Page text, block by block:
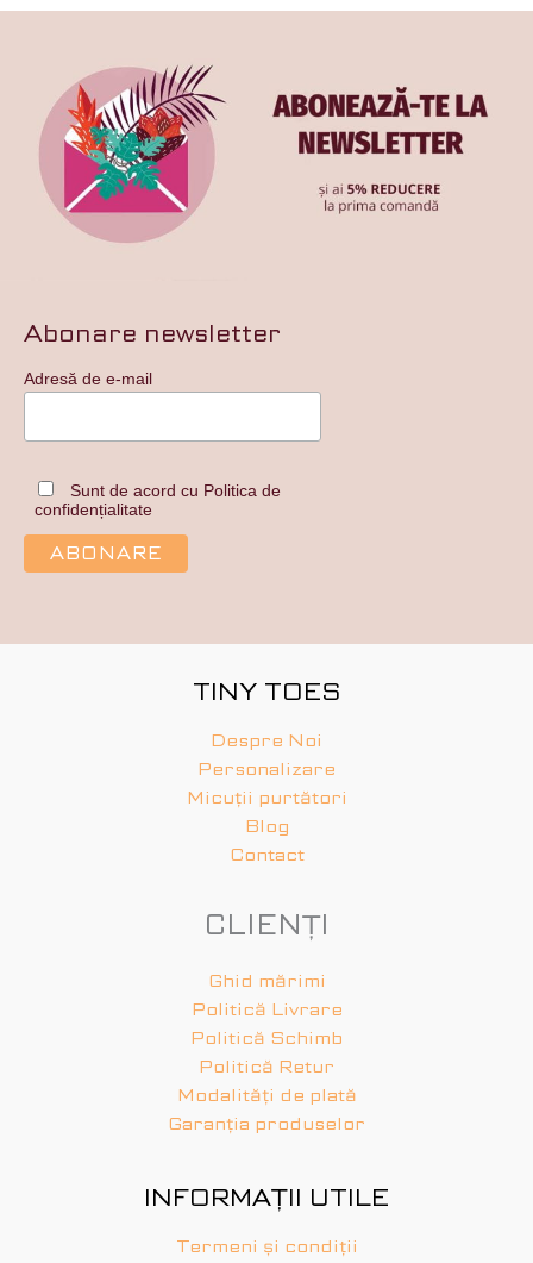
Abonare newsletter
Adresă de e-mail
Sunt de acord cu Politica de
confidențialitate
TINY TOES
Despre Noi
Personalizare
Micuții purtători
Blog
Contact
CLIENȚI
Ghid mărimi
Politică Livrare
Politică Schimb
Politică Retur
Modalități de plată
Garanția produselor
INFORMAȚII UTILE
Termeni și condiții